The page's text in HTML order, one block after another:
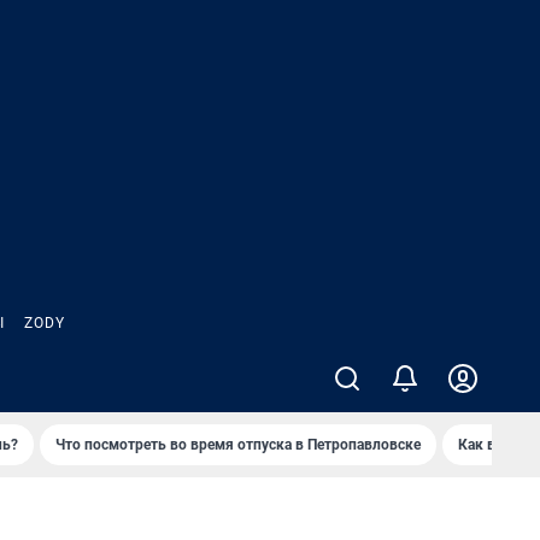
ZODY
Что посмотреть во время отпуска в Петропавловске Как